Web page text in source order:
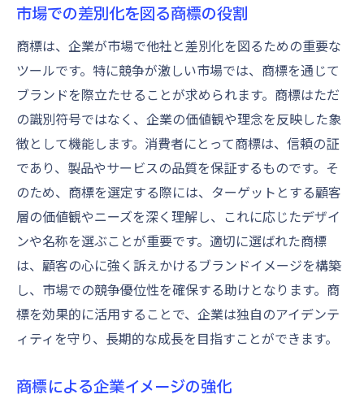
商標調査の重要性とその方法
適切な商標出願書類の作成手順
商標出願後の審査過程を理解する
商標権取得後の維持管理方法
商標登録成功のための確認ステップ
商標登録申請時のよくあるミスとその回避
法
効果的な商標戦略の構築法
市場調査を基にした商標戦略の立案
競合他社の動向を考慮した商標計画
商標の位置づけとその活用法
異なる市場に対応する商標戦略の変化
グローバル市場進出における商標戦略
市場での差別化を図る商標の役割
商標は、企業が市場で他社と差別化を図るための重要な
ツールです。特に競争が激しい市場では、商標を通じて
ブランドを際立たせることが求められます。商標はただ
の識別符号ではなく、企業の価値観や理念を反映した象
徴として機能します。消費者にとって商標は、信頼の証
であり、製品やサービスの品質を保証するものです。そ
のため、商標を選定する際には、ターゲットとする顧客
層の価値観やニーズを深く理解し、これに応じたデザイ
ンや名称を選ぶことが重要です。適切に選ばれた商標
は、顧客の心に強く訴えかけるブランドイメージを構築
し、市場での競争優位性を確保する助けとなります。商
標を効果的に活用することで、企業は独自のアイデンテ
ィティを守り、長期的な成長を目指すことができます。
商標による企業イメージの強化